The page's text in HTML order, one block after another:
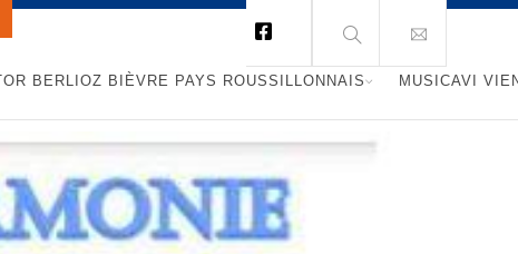
BERLIOZ BIÈVRE PAYS ROUSSILLONNAIS MUSICAVI